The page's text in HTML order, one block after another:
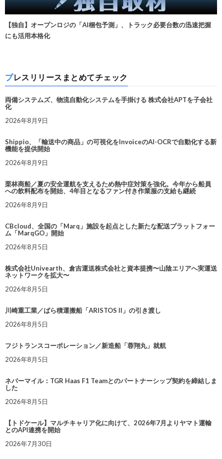
【独自】オープンロジの「AI梱包予測」、トラック必要台数の迅速把握
にも活用本格化
プレスリリースまとめてチェック
両備システムズ、物流自動化システムを手掛ける 株式会社APTを子会社
化
2026年8月9日
Shippio、「輸送中の商品」の可視化をInvoiceのAI-OCRで自動化する新
機能を提供開始
2026年8月9日
栗林商船／夏の安全運航を支えるため熱中症対策を強化。今年から船員
への飲料配布を開始、4年目となるファン付き作業服の支給も継続
2026年8月9日
CBcloud、全国の「Marq」施設を起点とした新たな配送プラットフォー
ム「MarqGO」開始
2026年8月5日
株式会社Univearth、倉吉運送株式会社と資本提携〜山陰エリアへ実運送
ネットワークを拡大〜
2026年8月5日
川崎重工業／ばら積運搬船「ARISTOS II」の引き渡し
2026年8月5日
フジトランスコーポレーション／新造船「蓉翔丸」就航
2026年8月5日
ネバーマイル：TGR Haas F1 Teamとのパートナーシップ契約を締結しま
した
2026年8月5日
【トドケール】マルチキャリア化に向けて、2026年7月よりヤマト運輸
とのAPI連携を開始
2026年7月30日